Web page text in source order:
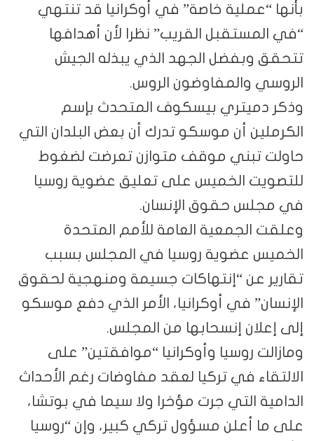
بأنها “عملية خاصة” في أوكرانيا قد تنتهي
“في المستقبل القريب” نظرا لأن أهدافها
تتحقق وبفضل الجهد الذي يبذله الجيش
الروسي والمفاوضون الروس.
وذكر دميتري بيسكوف المتحدث بإسم
الكرملين أن موسكو تدرك أن بعض البلدان التي
حاولت تبني موقف متوازن تعرضت لضغوط
للتصويت الخميس على تعليق عضوية روسيا
في مجلس حقوق الإنسان.
وعلقت الجمعية العامة للأمم المتحدة
الخميس عضوية روسيا في المجلس بسبب
تقارير عن “إنتهاكات جسيمة ومنهجية لحقوق
الإنسان” في أوكرانيا، الأمر الذي دفع موسكو
إلى إعلان إنسحابها من المجلس.
ومازالت روسيا وأوكرانيا “موافقتين” على
الالتقاء في تركيا لعقد مفاوضات رغم الأحداث
الدامية التي جرت مؤخرا ولا سيما في بوتشا،
على ما أعلن مسؤول تركي كبير، وإن “روسيا